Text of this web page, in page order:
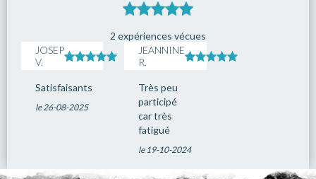
2 expériences vécues
JOSEP
V.
Satisfaisants
le 26-08-2025
JEANNINE
R.
Très peu
participé
car très
fatigué
le 19-10-2024